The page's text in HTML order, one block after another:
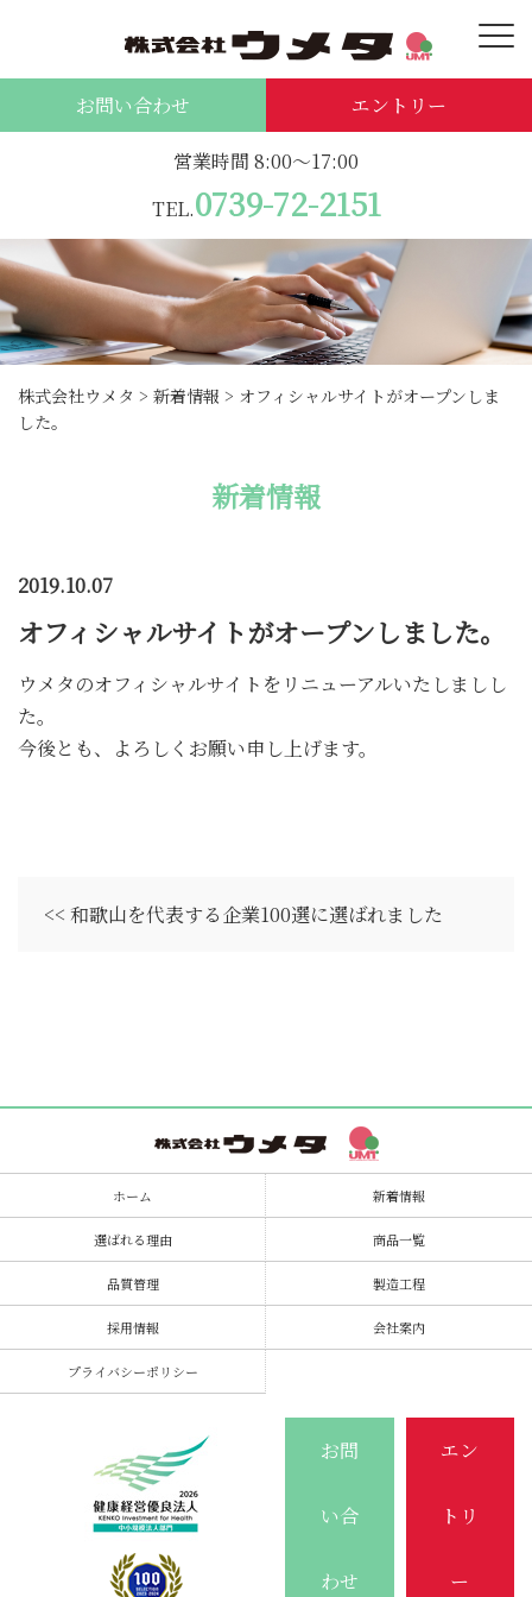
お問い合わせ エントリー
営業時間 8:00～17:00
TEL.0739-72-2151
株式会社ウメタ > 新着情報 > オフィシャルサイトがオープンしま
した。
新着情報
2019.10.07
オフィシャルサイトがオープンしました。
ウメタのオフィシャルサイトをリニューアルいたしましし
た。
今後とも、よろしくお願い申し上げます。
<< 和歌山を代表する企業100選に選ばれました
ホーム 新着情報
選ばれる理由 商品一覧
品質管理 製造工程
採用情報 会社案内
プライバシーポリシー
お問
い合
わせ
エン
トリ
ー